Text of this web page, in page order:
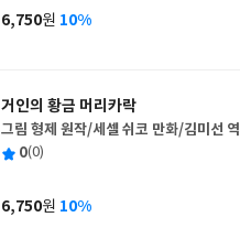
사
가
6,750원 10%
거인의 황금 머리카락
글
쓴
그림 형제 원작/세셀 쉬코 만화/김미선 역
출
사
평 0(0)
가
6,750원 10%